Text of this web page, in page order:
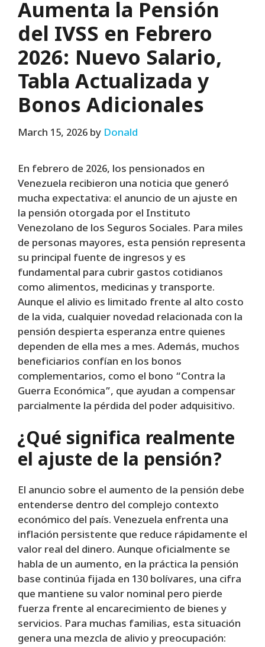
Aumenta la Pensión
del IVSS en Febrero
2026: Nuevo Salario,
Tabla Actualizada y
Bonos Adicionales
March 15, 2026 by Donald
En febrero de 2026, los pensionados en
Venezuela recibieron una noticia que generó
mucha expectativa: el anuncio de un ajuste en
la pensión otorgada por el Instituto
Venezolano de los Seguros Sociales. Para miles
de personas mayores, esta pensión representa
su principal fuente de ingresos y es
fundamental para cubrir gastos cotidianos
como alimentos, medicinas y transporte.
Aunque el alivio es limitado frente al alto costo
de la vida, cualquier novedad relacionada con la
pensión despierta esperanza entre quienes
dependen de ella mes a mes. Además, muchos
beneficiarios confían en los bonos
complementarios, como el bono “Contra la
Guerra Económica”, que ayudan a compensar
parcialmente la pérdida del poder adquisitivo.
¿Qué significa realmente
el ajuste de la pensión?
El anuncio sobre el aumento de la pensión debe
entenderse dentro del complejo contexto
económico del país. Venezuela enfrenta una
inflación persistente que reduce rápidamente el
valor real del dinero. Aunque oficialmente se
habla de un aumento, en la práctica la pensión
base continúa fijada en 130 bolívares, una cifra
que mantiene su valor nominal pero pierde
fuerza frente al encarecimiento de bienes y
servicios. Para muchas familias, esta situación
genera una mezcla de alivio y preocupación: